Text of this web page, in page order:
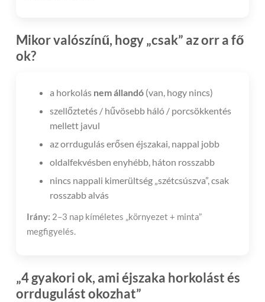
Mikor valószínű, hogy „csak” az orr a fő
ok?
a horkolás nem állandó(van, hogy nincs)
szellőztetés / hűvösebb háló / porcsökkentés
mellett javul
az orrdugulás erősen éjszakai, nappal jobb
oldalfekvésben enyhébb, háton rosszabb
nincs nappali kimerültség „szétcsúszva”, csak
rosszabb alvás
Irány: 2–3 nap kíméletes „környezet + minta”
megfigyelés.
„4 gyakori ok, ami éjszaka horkolást és
orrdugulást okozhat”